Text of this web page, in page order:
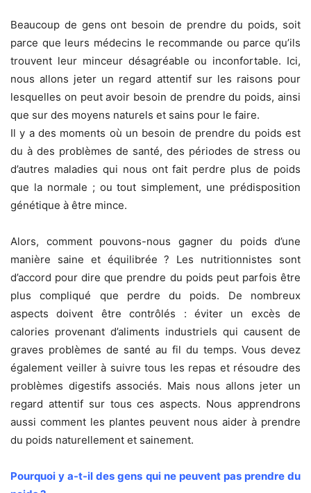
Beaucoup de gens ont besoin de prendre du poids, soit
parce que leurs médecins le recommande ou parce qu’ils
trouvent leur minceur désagréable ou inconfortable. Ici,
nous allons jeter un regard attentif sur les raisons pour
lesquelles on peut avoir besoin de prendre du poids, ainsi
que sur des moyens naturels et sains pour le faire.
Il y a des moments où un besoin de prendre du poids est
du à des problèmes de santé, des périodes de stress ou
d’autres maladies qui nous ont fait perdre plus de poids
que la normale ; ou tout simplement, une prédisposition
génétique à être mince.
Alors, comment pouvons-nous gagner du poids d’une
manière saine et équilibrée ? Les nutritionnistes sont
d’accord pour dire que prendre du poids peut parfois être
plus compliqué que perdre du poids. De nombreux
aspects doivent être contrôlés : éviter un excès de
calories provenant d’aliments industriels qui causent de
graves problèmes de santé au fil du temps. Vous devez
également veiller à suivre tous les repas et résoudre des
problèmes digestifs associés. Mais nous allons jeter un
regard attentif sur tous ces aspects. Nous apprendrons
aussi comment les plantes peuvent nous aider à prendre
du poids naturellement et sainement.
Pourquoi y a-t-il des gens qui ne peuvent pas prendre du